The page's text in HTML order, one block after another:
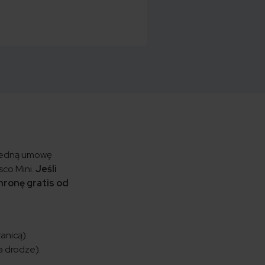
umowę
Mini.Jeśli
gratis od
drodze).